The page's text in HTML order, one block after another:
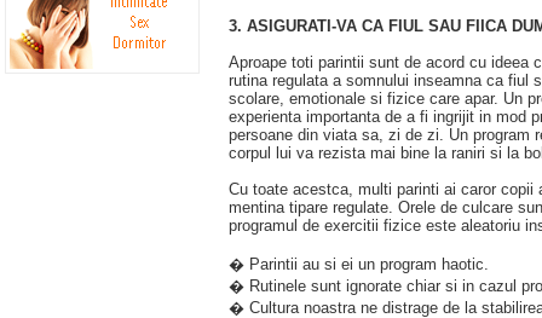
3. ASIGURATI-VA CA FIUL SAU FIICA
Aproape toti parintii sunt de acord cu ideea
rutina regulata a somnului inseamna ca fiul
scolare, emotionale si fizice care apar. Un
experienta importanta de a fi ingrijit in mod
persoane din viata sa, zi de zi. Un program
corpul lui va rezista mai bine la raniri si la
Cu toate acestca, multi parinti ai caror
mentina tipare regulate. Orele de culcare
programul de exercitii fizice este aleatoriu
� Parintii au si ei un program haotic.
� Rutinele sunt ignorate chiar si in cazul
� Cultura noastra ne distrage de la